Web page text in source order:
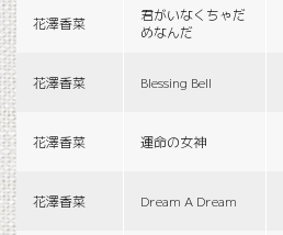
花澤香菜
君がいなくちゃだ
めなんだ
花澤香菜 Blessing Bell
花澤香菜 運命の女神
花澤香菜 Dream A Dream